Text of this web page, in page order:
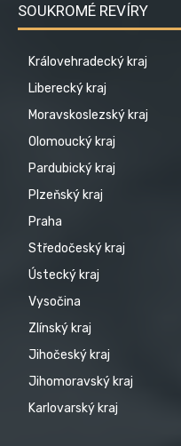
SOUKROMÉ REVÍRY
Královehradecký kraj
Liberecký kraj
Moravskoslezský kraj
Olomoucký kraj
Pardubický kraj
Plzeňský kraj
Praha
Středočeský kraj
Ústecký kraj
Vysočina
Zlínský kraj
Jihočeský kraj
Jihomoravský kraj
Karlovarský kraj